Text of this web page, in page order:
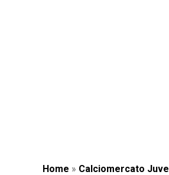
Home » Calciomercato Juve